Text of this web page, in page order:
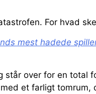
For hvad
mest hadede
står over for en total
et farligt